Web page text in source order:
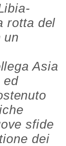
rotta del
un
Asia
ed
sfide
dei